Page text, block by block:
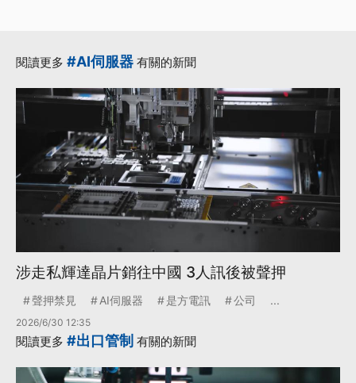
閱讀更多 #AI伺服器 有關的新聞
涉走私輝達晶片銷往中國 3人訊後被聲押
聲押禁見 AI伺服器 是方電訊 公司 ...
2026/6/30 12:35
閱讀更多 #出口管制 有關的新聞